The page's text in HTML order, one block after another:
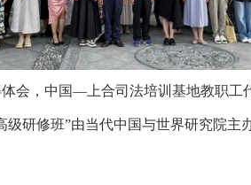
会，中国—上合司法培训基地教职工
研修班”由当代中国与世界研究院主